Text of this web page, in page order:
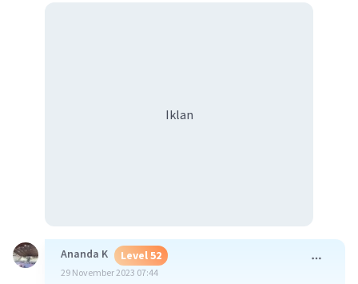
Iklan
Ananda K Level 52
29 November 2023 07:44